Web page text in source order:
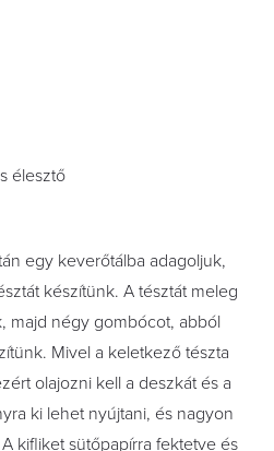
élesztő
egy keverőtálba adagoljuk,
készítünk. A tésztát meleg
majd négy gombócot, abból
Mivel a keletkező tészta
olajozni kell a deszkát és a
ki lehet nyújtani, és nagyon
kifliket sütőpapírra fektetve és